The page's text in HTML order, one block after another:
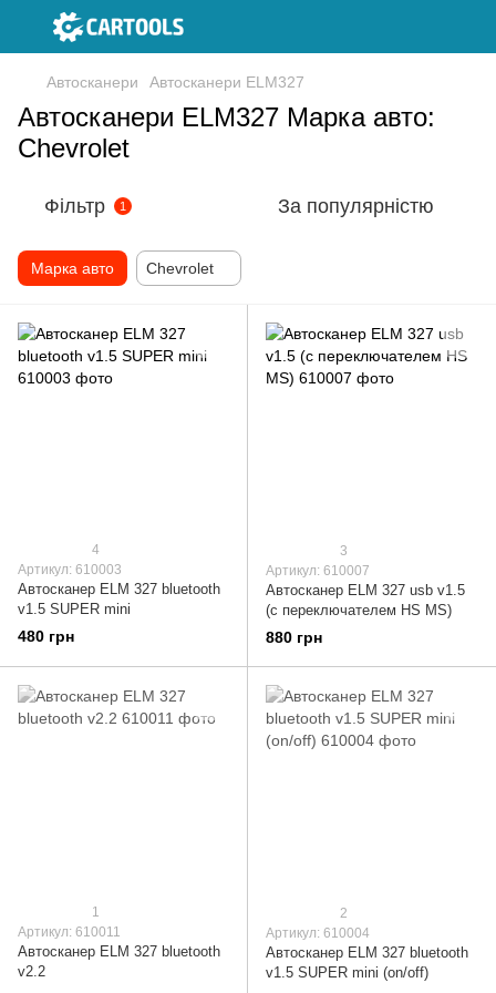
Автосканери Автосканери ELM327
Автосканери ELM327 Марка авто:
Chevrolet
Фільтр 1 За популярністю
Марка авто Chevrolet
4
Артикул: 610003
Автосканер ELM 327 bluetooth
v1.5 SUPER mini
480 грн
3
Артикул: 610007
Автосканер ELM 327 usb v1.5
(с переключателем HS MS)
880 грн
1
Артикул: 610011
Автосканер ELM 327 bluetooth
v2.2
2
Артикул: 610004
Автосканер ELM 327 bluetooth
v1.5 SUPER mini (on/off)